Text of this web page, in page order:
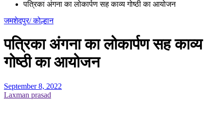
पत्रिका अंगना का लोकार्पण सह काव्य गोष्ठी का आयोजन
जमशेदपुर/ कोल्हान
पत्रिका अंगना का लोकार्पण सह काव्य
गोष्ठी का आयोजन
September 8, 2022
Laxman prasad